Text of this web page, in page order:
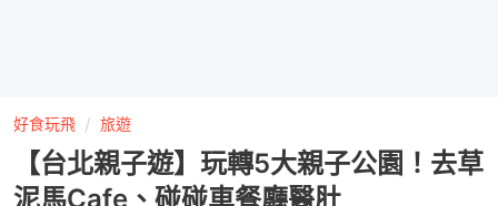
好食玩飛 旅遊
【台北親子遊】玩轉5大親子公園！去草
泥馬Cafe、碰碰車餐廳醫肚